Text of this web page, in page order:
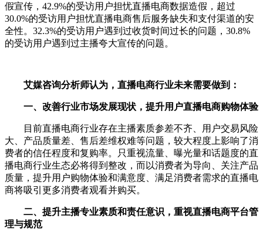
假宣传，42.9%的受访用户担忧直播电商数据造假，超过
30.0%的受访用户担忧直播电商售后服务缺失和支付渠道的安
全性。32.3%的受访用户遇到过收货时间过长的问题，30.8%
的受访用户遇到过主播夸大宣传的问题。
艾媒咨询分析师认为，直播电商行业未来需要做到：
一、改善行业市场发展现状，提升用户直播电商购物体验
目前直播电商行业存在主播素质参差不齐、用户交易风险
大、产品质量差、售后差维权难等问题，较大程度上影响了消
费者的信任程度和复购率。只重视流量、曝光量和话题度的直
播电商行业生态必将得到整改，而以消费者为导向、关注产品
质量，提升用户购物体验和满意度、满足消费者需求的直播电
商将吸引更多消费者观看并购买。
二、提升主播专业素质和责任意识，重视直播电商平台管
理与规范